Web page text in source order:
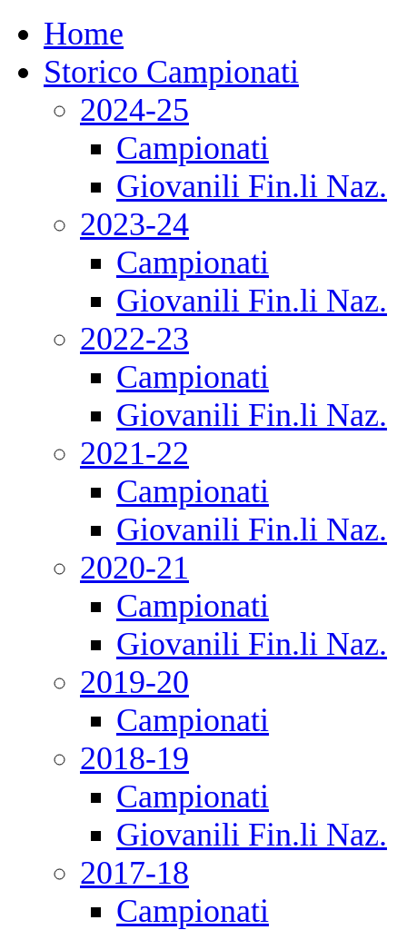
Home
Storico Campionati
2024-25
Campionati
Giovanili Fin.li Naz.
2023-24
Campionati
Giovanili Fin.li Naz.
2022-23
Campionati
Giovanili Fin.li Naz.
2021-22
Campionati
Giovanili Fin.li Naz.
2020-21
Campionati
Giovanili Fin.li Naz.
2019-20
Campionati
2018-19
Campionati
Giovanili Fin.li Naz.
2017-18
Campionati